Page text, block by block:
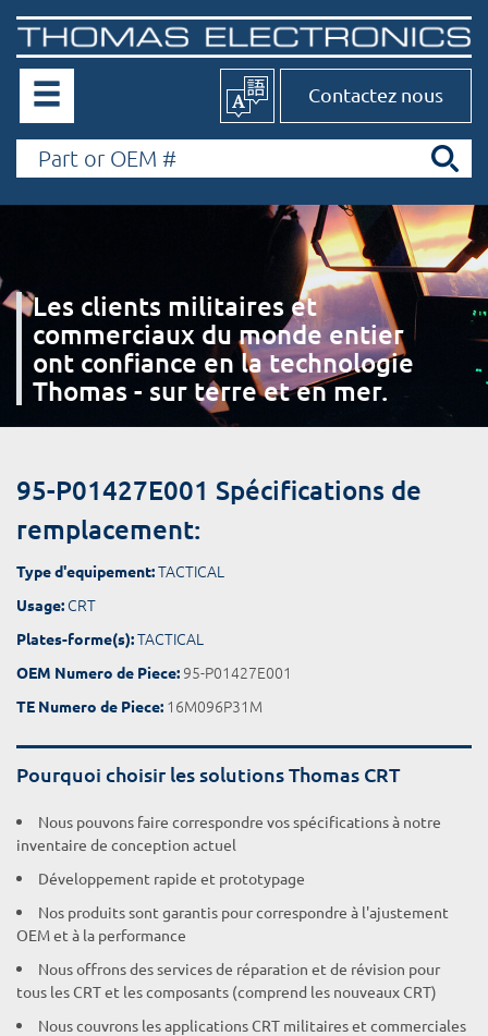
Contactez nous
Les clients militaires et
commerciaux du monde entier
ont confiance en la technologie
Thomas - sur terre et en mer.
95-P01427E001 Spécifications de
remplacement:
Type d'equipement:TACTICAL
Usage: CRT
Plates-forme(s):TACTICAL
OEM Numero de Piece: 95-P01427E001
TE Numero de Piece: 16M096P31M
Pourquoi choisir les solutions Thomas CRT
Nous pouvons faire correspondre vos spécifications à notre
inventaire de conception actuel
Développement rapide et prototypage
Nos produits sont garantis pour correspondre à l'ajustement
OEM et à la performance
Nous offrons des services de réparation et de révision pour
tous les CRT et les composants (comprend les nouveaux CRT)
Nous couvrons les applications CRT militaires et commerciales